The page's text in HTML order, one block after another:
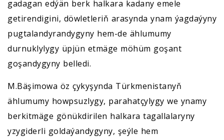
gadagan edýän berk halkara kadany emele
getirendigini, döwletleriň arasynda ynam ýagdaýyny
pugtalandyrandygyny hem-de ählumumy
durnuklylygy üpjün etmäge möhüm goşant
goşandygyny belledi.
M.Bäşimowa öz çykyşynda Türkmenistanyň
ählumumy howpsuzlygy, parahatçylygy we ynamy
berkitmäge gönükdirilen halkara tagallalaryny
yzygiderli goldaýandygyny, şeýle hem